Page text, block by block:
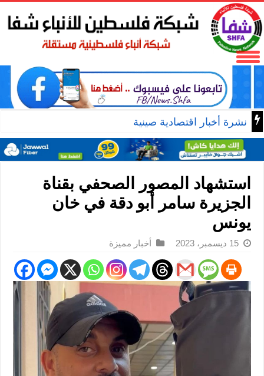
نشرة أخبار اقتصادية صينية
استشهاد المصور الصحفي بقناة
الجزيرة سامر أبو دقة في خان
يونس
15 ديسمبر، 2023 أخبار مميزة